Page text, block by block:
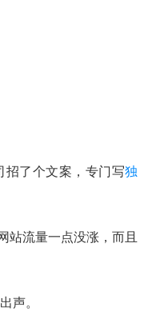
招了个文案，专门写独
站流量一点没涨，而且
声。